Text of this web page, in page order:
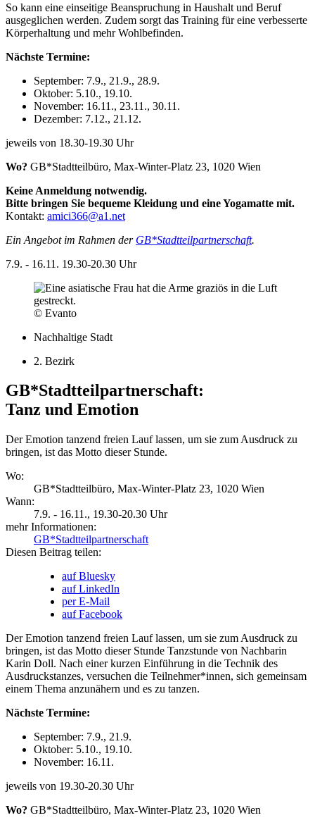
So kann eine einseitige Beanspruchung in Haushalt und Beruf
ausgeglichen werden. Zudem sorgt das Training für eine verbesserte
Körperhaltung und mehr Wohlbefinden.
Nächste Termine:
September: 7.9., 21.9., 28.9.
Oktober: 5.10., 19.10.
November: 16.11., 23.11., 30.11.
Dezember: 7.12., 21.12.
jeweils von 18.30-19.30 Uhr
Wo? GB*Stadtteilbüro, Max-Winter-Platz 23, 1020 Wien
Keine Anmeldung notwendig.
Bitte bringen Sie bequeme Kleidung und eine Yogamatte mit.
Kontakt: amici366@a1.net
Ein Angebot im Rahmen der GB*Stadtteilpartnerschaft.
7.9. - 16.11. 19.30-20.30 Uhr
© Evanto
Nachhaltige Stadt
2. Bezirk
GB*Stadtteilpartnerschaft:
Tanz und Emotion
Der Emotion tanzend freien Lauf lassen, um sie zum Ausdruck zu
bringen, ist das Motto dieser Stunde.
Wo:
GB*Stadtteilbüro, Max-Winter-Platz 23, 1020 Wien
Wann:
7.9. - 16.11., 19.30-20.30 Uhr
mehr Informationen:
GB*Stadtteilpartnerschaft
Diesen Beitrag teilen:
auf Bluesky
auf LinkedIn
per E-Mail
auf Facebook
Der Emotion tanzend freien Lauf lassen, um sie zum Ausdruck zu
bringen, ist das Motto dieser Stunde Tanzstunde von Nachbarin
Karin Doll. Nach einer kurzen Einführung in die Technik des
Ausdruckstanzes, versuchen die Teilnehmer*innen, sich gemeinsam
einem Thema anzunähern und es zu tanzen.
Nächste Termine:
September: 7.9., 21.9.
Oktober: 5.10., 19.10.
November: 16.11.
jeweils von 19.30-20.30 Uhr
Wo? GB*Stadtteilbüro, Max-Winter-Platz 23, 1020 Wien